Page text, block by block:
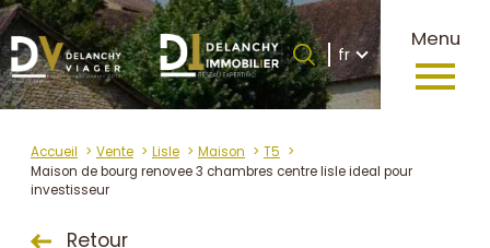
Menu
Langue
fr
Accueil 0 Langue
fr
Accueil Vente Lisle Maison
T5
Maison de bourg renovee 3 chambres centre lisle ideal pour
investisseur
Retour